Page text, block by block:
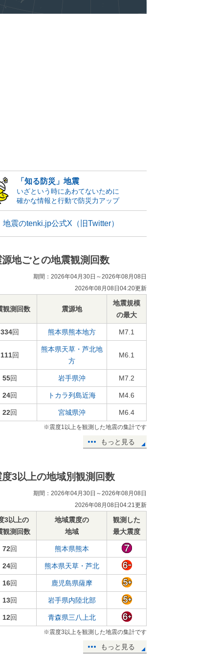
「知る防災」地震
いざという時にあわてないために
確かな情報と行動で防災力アップ
地震のtenki.jp公式X（旧Twitter）
源地ごとの地震観測回数
期間：2026年04月30日～2026年08月08日
2026年08月08日04:20更新
観測回数 震源地
地震規模
の最大
334回 熊本県熊本地方 M7.1
111回
熊本県天草・芦北地
方
M6.1
55回 岩手県沖 M7.2
24回 トカラ列島近海 M4.6
22回 宮城県沖 M6.4
※震度1以上を観測した地震の集計です
もっと見る
度3以上の地域別観測回数
期間：2026年04月30日～2026年08月08日
2026年08月08日04:21更新
3以上の
観測回数
地域震度の
地域
観測した
最大震度
72回 熊本県熊本
24回 熊本県天草・芦北
16回 鹿児島県薩摩
13回 岩手県内陸北部
12回 青森県三八上北
※震度3以上を観測した地震の集計です
もっと見る